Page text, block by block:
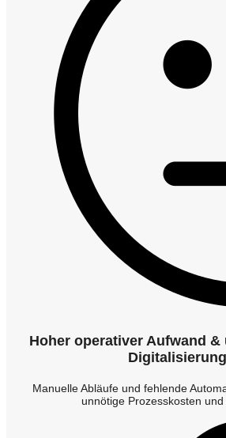
Hoher operativer Aufwand &
Digitalisierung
Manuelle Abläufe und fehlende
unnötige Prozesskosten und